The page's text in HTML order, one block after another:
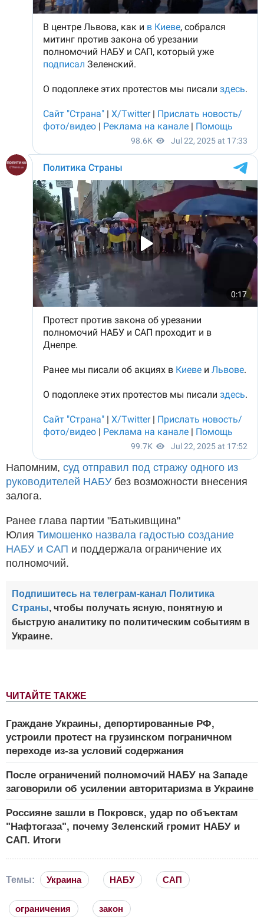
ЧИТАЙТЕ ТАКЖЕ
Граждане Украины, депортированные РФ,
устроили протест на грузинском пограничном
переходе из-за условий содержания
После ограничений полномочий НАБУ на Западе
заговорили об усилении авторитаризма в Украине
Россияне зашли в Покровск, удар по объектам
"Нафтогаза", почему Зеленский громит НАБУ и
САП. Итоги
Напомним, суд отправил под стражу одного из
руководителей НАБУбез возможности внесения
залога.
Ранее глава партии "Батькивщина"
Юлия Тимошенко назвала гадостью создание
НАБУ и САП и поддержала ограничение их
полномочий.
Подпишитесь на телеграм-канал Политика
Страны, чтобы получать ясную, понятную и
быструю аналитику по политическим событиям в
Украине.
Темы: Украина НАБУ САП
ограничения закон